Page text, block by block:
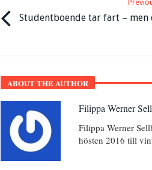
Studentboende tar fart – men
ABOUT THE AUTHOR
Filippa Werner
Filippa Werner
hösten 2016 till